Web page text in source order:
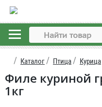
Каталог Птица Курица
Филе куриной
1кг